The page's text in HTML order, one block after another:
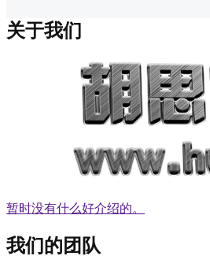
关于我们
暂时没有什么好介绍的。
我们的团队